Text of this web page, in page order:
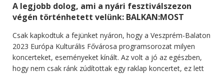
A legjobb dolog, ami a nyári fesztiválszezon
végén történhetett velünk: BALKAN:MOST
Csak kapkodtuk a fejünket nyáron, hogy a Veszprém-Balaton
2023 Európa Kulturális Fővárosa programsorozat milyen
koncerteket, eseményeket kínált. Az volt a jó az egészben,
hogy nem csak ránk zúdítottak egy raklap koncertet, ez lett